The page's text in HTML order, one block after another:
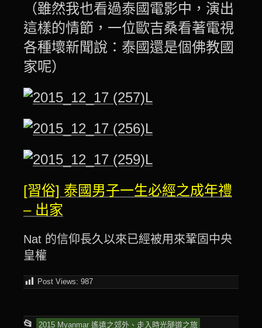
（雖然我也看過泰國電影中，演出
這樣的情節，一位歐吉桑看著電視
各種壞新聞說：泰國還是個佛教國
家呢）
[習俗] 泰國男子一生必經之成年禮
– 出家
Nat 的信仰長久以來已經被用來鞏固中央
皇權
Post Views: 987
📂
This
2015 Myanmar 遙遠之郊外、走入時光隧道之旅